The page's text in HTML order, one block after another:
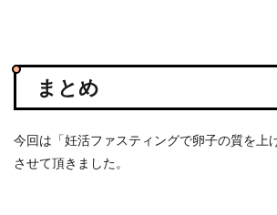
まとめ
今回は「妊活ファスティングで卵子の質を上
させて頂きました。